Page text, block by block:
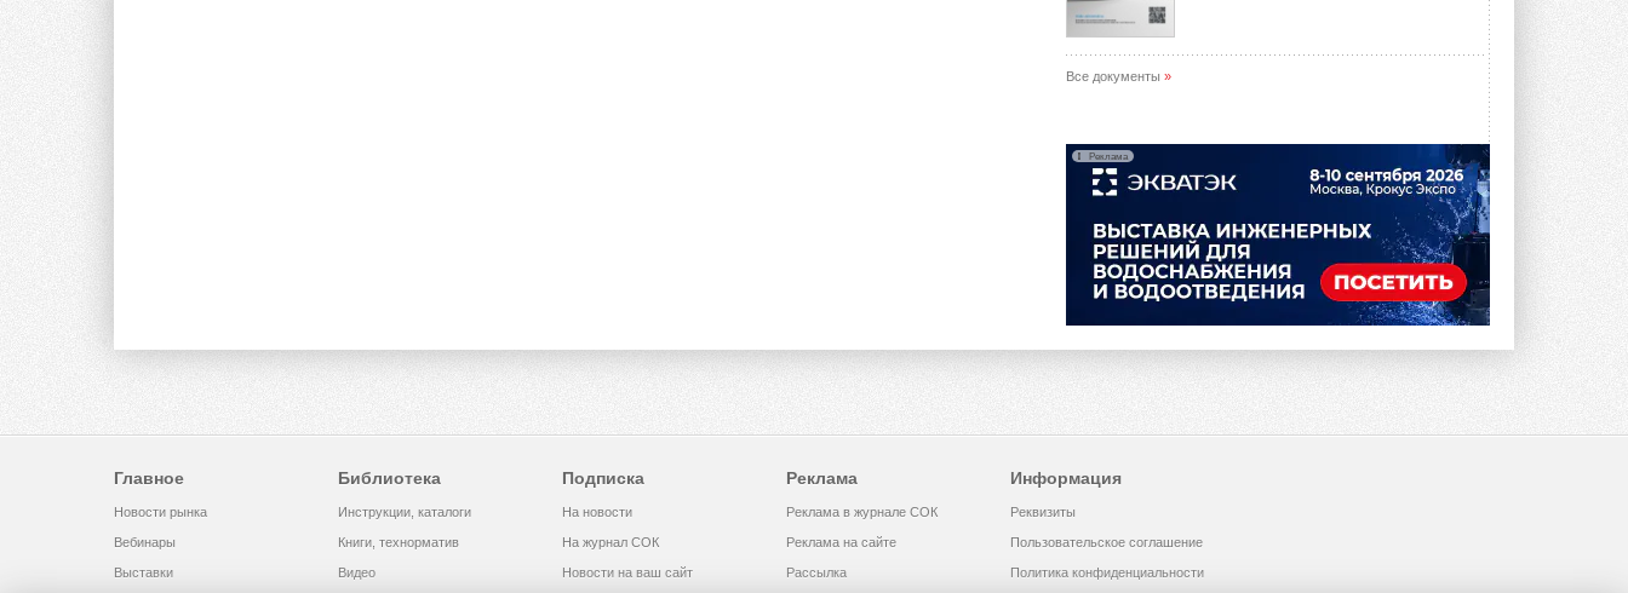
Все документы »
Реклама
Главное
Новости рынка
Вебинары
Выставки
Библиотека
Инструкции, каталоги
Книги, технорматив
Видео
Подписка
На новости
На журнал СОК
Новости на ваш сайт
Реклама
Реклама в журнале СОК
Реклама на сайте
Рассылка
Информация
Реквизиты
Пользовательское соглашение
Политика конфиденциальности